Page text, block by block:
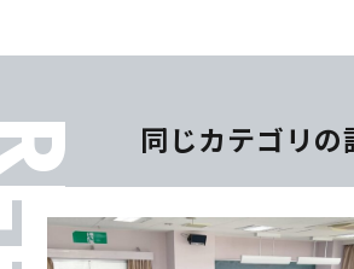
同じカテゴリの